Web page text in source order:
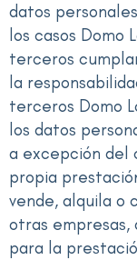
datos
los casos Domo
terceros
la
terceros Domo
los datos
a excepción del
propia
vende, alquila o
otras empresas,
para la